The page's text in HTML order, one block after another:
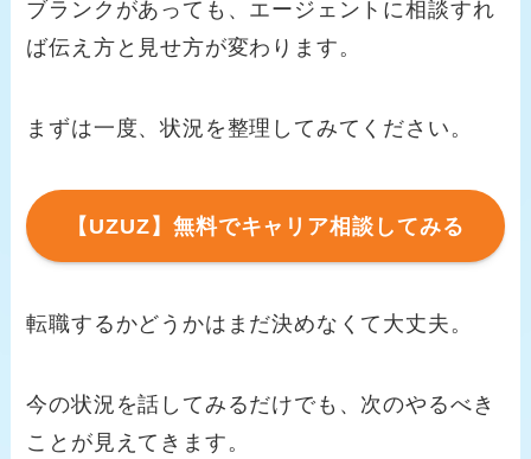
ブランクがあっても、エージェントに相談すれ
ば伝え方と見せ方が変わります。
まずは一度、状況を整理してみてください。
【UZUZ】無料でキャリア相談してみる
転職するかどうかはまだ決めなくて大丈夫。
今の状況を話してみるだけでも、次のやるべき
ことが見えてきます。